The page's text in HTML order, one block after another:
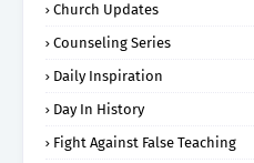
Church Updates
Counseling Series
Daily Inspiration
Day In History
Fight Against False Teaching